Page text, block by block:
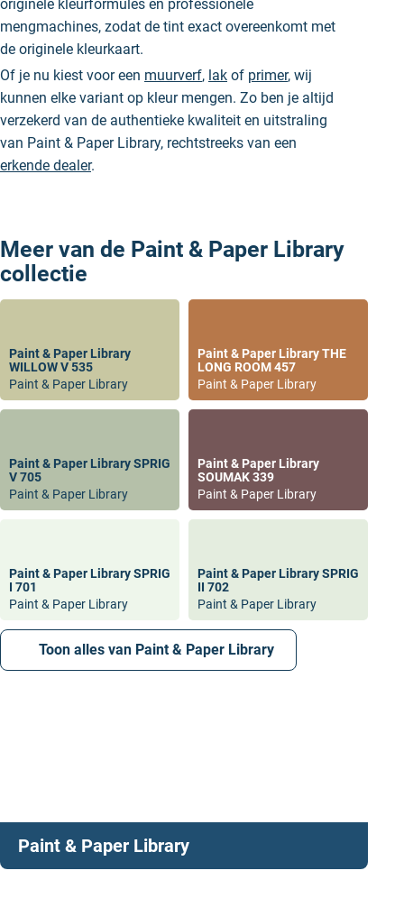
originele kleurformules en professionele
mengmachines, zodat de tint exact overeenkomt met
de originele kleurkaart.
Of je nu kiest voor een muurverf, lak of primer, wij
kunnen elke variant op kleur mengen. Zo ben je altijd
verzekerd van de authentieke kwaliteit en uitstraling
van Paint & Paper Library, rechtstreeks van een
erkende dealer.
Meer van de Paint & Paper Library
collectie
Paint & Paper Library
Paint & Paper Library
WILLOW V 535
Paint & Paper Library
Paint & Paper Library THE
LONG ROOM 457
Paint & Paper Library
Paint & Paper Library SPRIG
V 705
Paint & Paper Library
Paint & Paper Library
SOUMAK 339
Paint & Paper Library
Paint & Paper Library SPRIG
I 701
Paint & Paper Library
Paint & Paper Library SPRIG
II 702
Paint & Paper Library
Toon alles van Paint & Paper Library